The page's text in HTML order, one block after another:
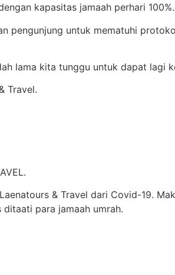
kapasitas jamaah perhari 100%.
pengunjung untuk mematuhi
lama kita tunggu untuk dapat lagi
Travel.
& Travel dari Covid-19.
para jamaah umrah.